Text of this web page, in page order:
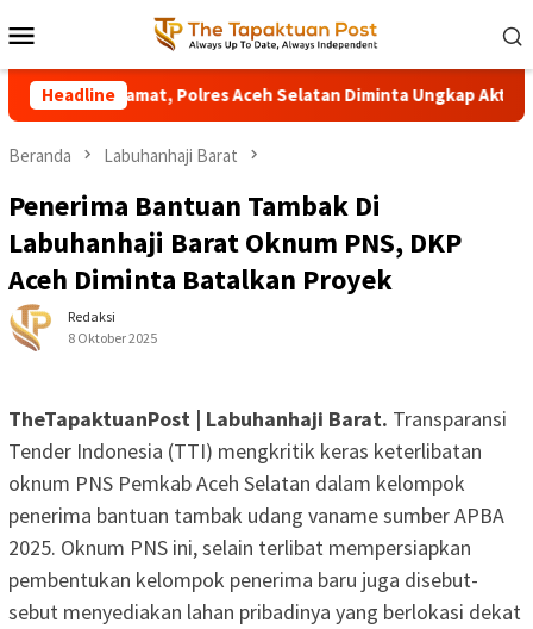
ke
kontenMobile
Headline
Manggamat, Polres Aceh Selatan Diminta Ungkap Aktornya
Beranda Labuhanhaji Barat
Penerima Bantuan Tambak Di
Labuhanhaji Barat Oknum PNS, DKP
Aceh Diminta Batalkan Proyek
Redaksi
8 Oktober 2025
TheTapaktuanPost | Labuhanhaji Barat. Transparansi
Tender Indonesia (TTI) mengkritik keras keterlibatan
oknum PNS Pemkab Aceh Selatan dalam kelompok
penerima bantuan tambak udang vaname sumber APBA
2025. Oknum PNS ini, selain terlibat mempersiapkan
pembentukan kelompok penerima baru juga disebut-
sebut menyediakan lahan pribadinya yang berlokasi dekat